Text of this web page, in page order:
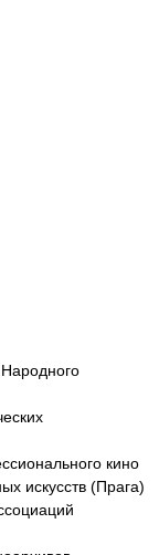
кино
искусств (Прага)